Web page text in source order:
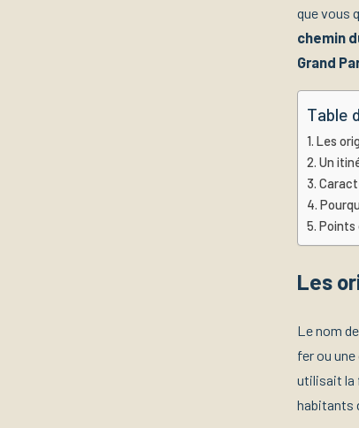
que vous
chemin
Grand
Table
Les
Un
Points
Les
Le nom
fer ou
utilisait la
habitants